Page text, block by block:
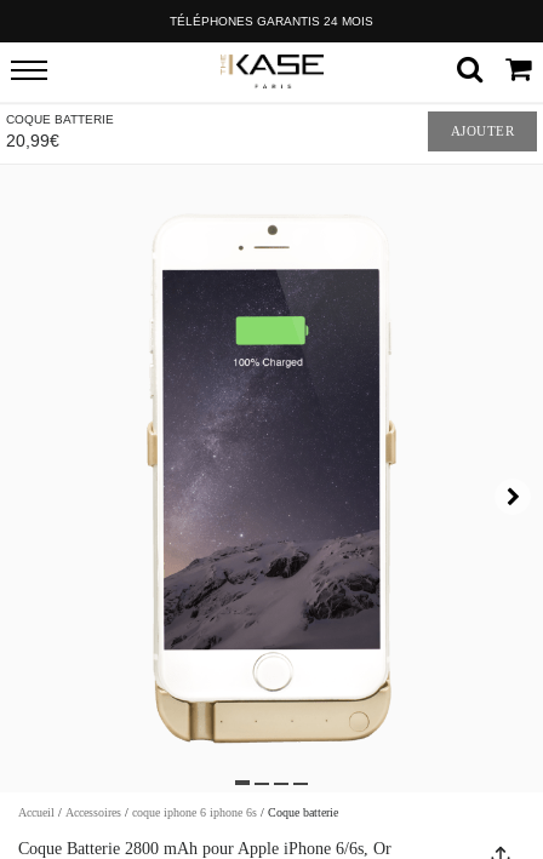
TÉLÉPHONES GARANTIS 24 MOIS
COQUE BATTERIE
20,99€ AJOUTER
Accueil / Accessoires / coque iphone 6 iphone 6s / Coque batterie
Coque Batterie 2800 mAh pour Apple iPhone 6/6s, Or